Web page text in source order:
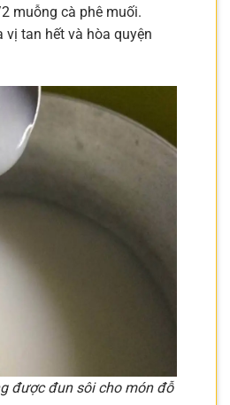
muỗng cà phê muối.
vị tan hết và hòa quyện
được đun sôi cho món đỗ